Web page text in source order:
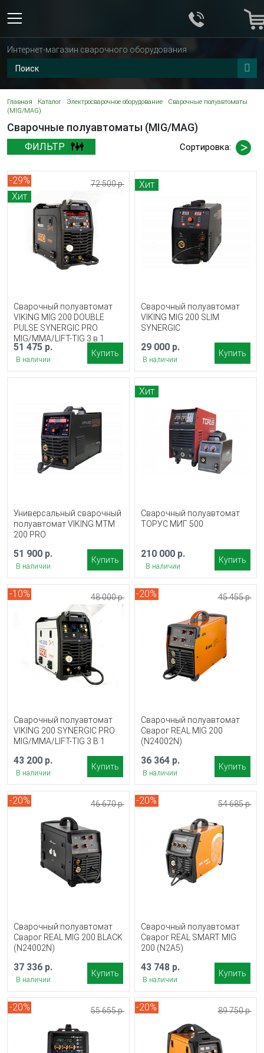
Интернет-магазин сварочного оборудования
Главная Каталог Электросварочное оборудование
Сварочные полуавтоматы
(MIG/MAG)
Сварочные полуавтоматы (MIG/MAG)
ФИЛЬТР Сортировка:
-29%
Хит
Сварочный полуавтомат
VIKING MIG 200 DOUBLE
PULSE SYNERGIC PRO
MIG/MMA/LIFT-TIG 3 в 1
51 475 р.
В наличии
72 500 р.
Купить
Хит
Сварочный полуавтомат
VIKING MIG 200 SLIM
SYNERGIC
29 000 р.
В наличии
Купить
Универсальный сварочный
полуавтомат VIKING MTM
200 PRO
51 900 р.
В наличии
Купить
Хит
Сварочный полуавтомат
ТОРУС МИГ 500
210 000 р.
В наличии
Купить
-10%
Сварочный полуавтомат
VIKING 200 SYNERGIC PRO
MIG/MMA/LIFT-TIG 3 В 1
43 200 р.
В наличии
48 000 р.
Купить
-20%
Сварочный полуавтомат
Сварог REAL MIG 200
(N24002N)
36 364 р.
В наличии
45 455 р.
Купить
-20%
Сварочный полуавтомат
Сварог REAL MIG 200 BLACK
(N24002N)
37 336 р.
В наличии
46 670 р.
Купить
-20%
Сварочный полуавтомат
Сварог REAL SMART MIG
200 (N2A5)
43 748 р.
В наличии
54 685 р.
Купить
-20% 55 655 р. -20% 89 750 р.